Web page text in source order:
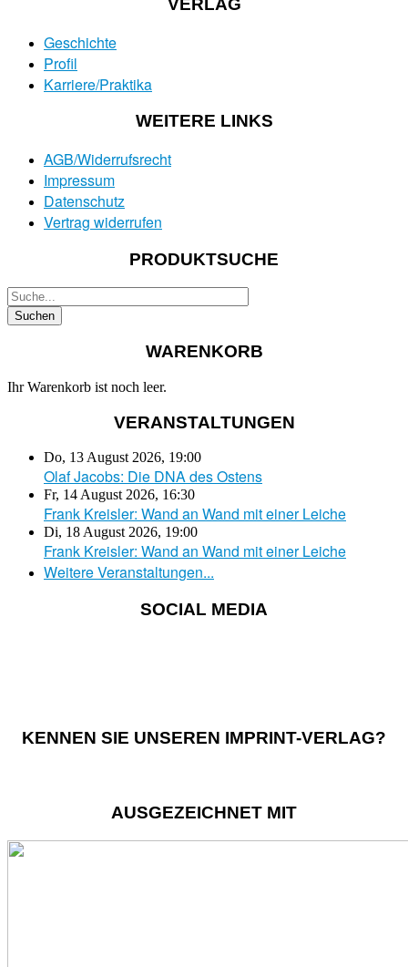
VERLAG
Geschichte
Profil
Karriere/Praktika
WEITERE LINKS
AGB/Widerrufsrecht
Impressum
Datenschutz
Vertrag widerrufen
PRODUKTSUCHE
WARENKORB
Ihr Warenkorb ist noch leer.
VERANSTALTUNGEN
Do, 13 August 2026, 19:00
Olaf Jacobs: Die DNA des Ostens
Fr, 14 August 2026, 16:30
Frank Kreisler: Wand an Wand mit einer Leiche
Di, 18 August 2026, 19:00
Frank Kreisler: Wand an Wand mit einer Leiche
Weitere Veranstaltungen...
SOCIAL MEDIA
KENNEN SIE UNSEREN IMPRINT-VERLAG?
AUSGEZEICHNET MIT